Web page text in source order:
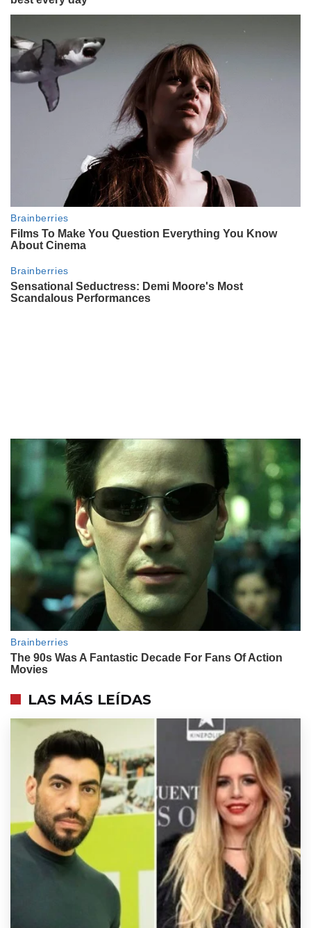
LAS MÁS LEÍDAS
Suar a Agustina Cherri y Flavia
porteña
ENTRETENIMIENTO
Así será el Martín Fierro de la
Moda: de los nominados a los
conductores y por dónde ver la
gala más glamorosa del año
GALERIAS
Los looks de los famosos en el
estreno de "Secreto en la
Montaña": de Anita Espasandín y
Débora Nishimoto, a Graciela
Alfano
Así fue el original cumpleaños de
Mica Viciconte en Villa La
ENTRETENIMIENTO
Sofía Jujuy Jiménez reveló cómo
nombre
GALERIAS
De Benjamín Vicuña a Rocío
Marengo y Graciela Alfano: las
tiernas fotos familiares de los
famosos en el estreno de Disney
On Ice
ENTRETENIMIENTO
Las fotos de la escapada familiar
de Enzo Fernández y Valentina
Cervantes tras el Mundial 2026
ENTRETENIMIENTO
Las fotos del cumpleaños de
Evangelina Anderson en Marbella:
frente al mar
Así será el mega cumpleaños de
Ángel de Brito: qué famosos
están invitados
ENTRETENIMIENTO
El apasionado beso de Lola y
Manuel que selló el romance más
esperado de Gran Hermano
Los 3 looks de Allegra Cubero
para su fiesta de 15: verde
esmeralda “Amazonas”, mini
blanco joya y un cierre con
transparencias
ENTRETENIMIENTO
Así fue la íntima fiesta de